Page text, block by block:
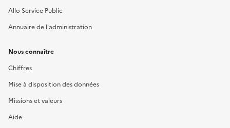
Allo Service Public
Annuaire de l'administration
Nous connaître
Chiffres
Mise à disposition des données
Missions et valeurs
Aide